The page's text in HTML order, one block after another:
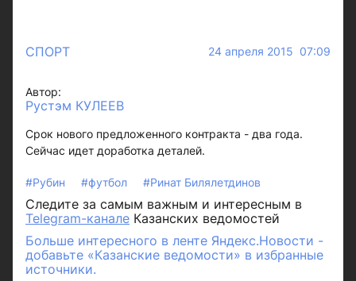
СПОРТ 24 апреля 2015 07:09
Автор:
Рустэм КУЛЕЕВ
Срок нового предложенного контракта - два года.
Сейчас идет доработка деталей.
#Рубин #футбол #Ринат Билялетдинов
Следите за самым важным и интересным в
Telegram-канале Казанских ведомостей
Больше интересного в ленте Яндекс.Новости -
добавьте «Казанские ведомости» в избранные
источники.